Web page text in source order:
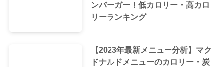
ンバーガー！低カロリー・高カロ
リーランキング
【2023年最新メニュー分析】マク
ドナルドメニューのカロリー・炭